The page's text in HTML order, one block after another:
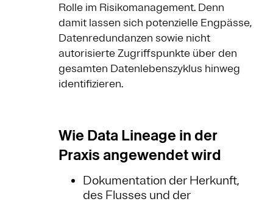
Rolle im Risikomanagement. Denn
damit lassen sich potenzielle Engpässe,
Datenredundanzen sowie nicht
autorisierte Zugriffspunkte über den
gesamten Datenlebenszyklus hinweg
identifizieren.
Wie Data Lineage in der
Praxis angewendet wird
Dokumentation der Herkunft,
des Flusses und der